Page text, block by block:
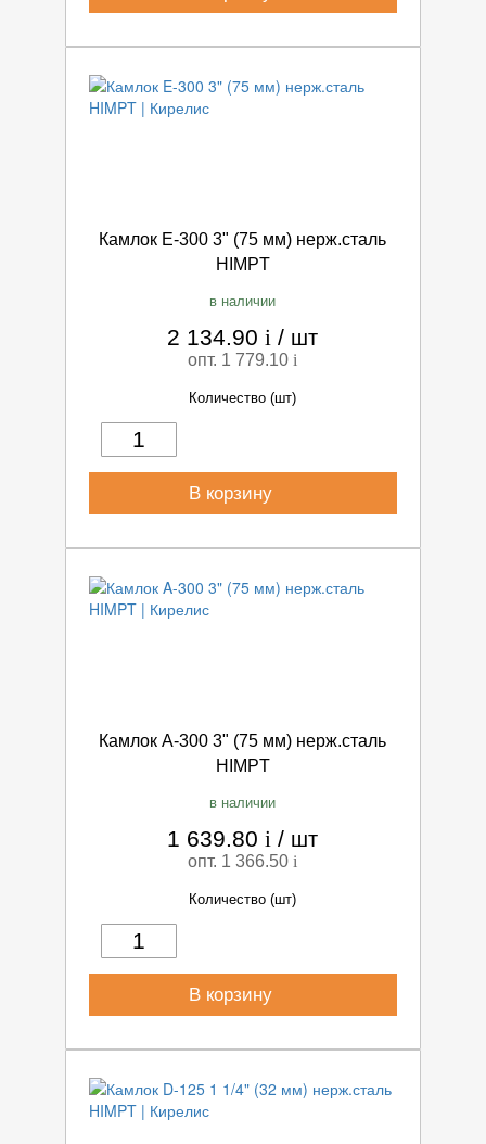
Камлок E-300 3" (75 мм) нерж.сталь
HIMPT
в наличии
2 134.90i / шт
опт. 1 779.10i
Количество (шт)
В корзину
Камлок A-300 3" (75 мм) нерж.сталь
HIMPT
в наличии
1 639.80i / шт
опт. 1 366.50i
Количество (шт)
В корзину